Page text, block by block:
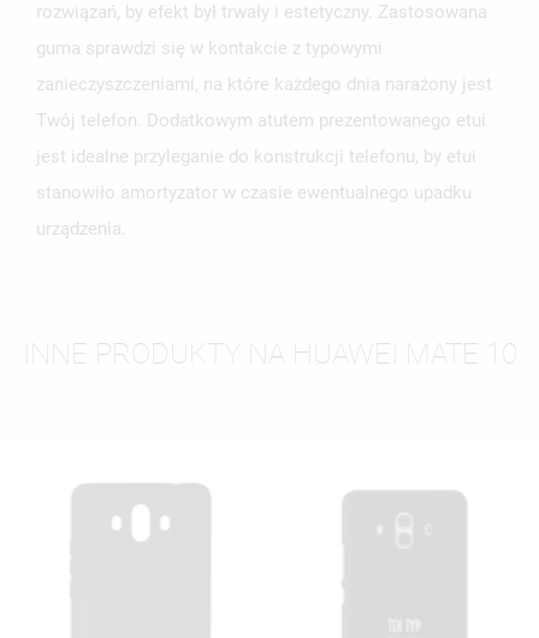
rozwiązań, by efekt był trwały i estetyczny. Zastosowana
guma sprawdzi się w kontakcie z typowymi
zanieczyszczeniami, na które każdego dnia narażony jest
Twój telefon. Dodatkowym atutem prezentowanego etui
jest idealne przyleganie do konstrukcji telefonu, by etui
stanowiło amortyzator w czasie ewentualnego upadku
urządzenia.
INNE PRODUKTY NA HUAWEI MATE 10